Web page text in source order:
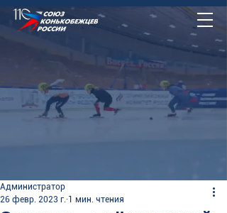
Администратор
26 февр. 2023 г. 1 мин. чтения